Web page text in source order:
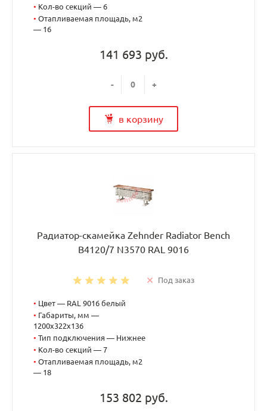
• Кол-во секций — 6
• Отапливаемая площадь, м2
— 16
141 693 руб.
- +
в корзину
Радиатор-скамейка Zehnder Radiator Bench
B4120/7 N3570 RAL 9016
Под заказ
• Цвет — RAL 9016 белый
• Габариты, мм —
1200x322x136
• Тип подключения — Нижнее
• Кол-во секций — 7
• Отапливаемая площадь, м2
— 18
153 802 руб.